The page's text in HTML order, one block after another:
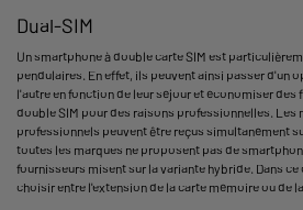
Dual-SIM
Un smartphone à double carte SIM est
pendulaires. En effet, ils peuvent ainsi passer d'un
l'autre en fonction de leur séjour et économiser
double SIM pour des raisons professionnelles. Les
professionnels peuvent être reçus simultanément
toutes les marques ne proposent pas de
fournisseurs misent sur la variante hybride. Dans
choisir entre l'extension de la carte mémoire ou de